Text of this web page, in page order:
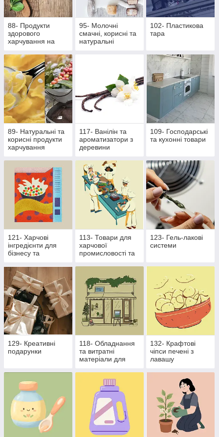
88- Продукти
здорового
харчування на
стевії
95- Молочні
смачні, корисні та
натуральні
102- Пластикова
тара
89- Натуральні та
корисні продукти
харчування
117- Ванілін та
ароматизатори з
деревини
109- Господарські
та кухонні товари
121- Харчові
інгредієнти для
бізнесу та
113- Товари для
харчової
промисловості та
бізнесу
123- Гель-лакові
системи
129- Креативні
подарунки
118- Обладнання
та витратні
матеріали для
промисловості
132- Крафтові
чіпси печені з
лавашу